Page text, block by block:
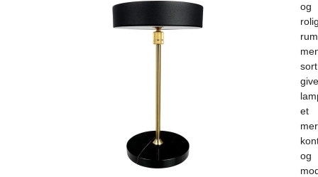
og
sort
et
og